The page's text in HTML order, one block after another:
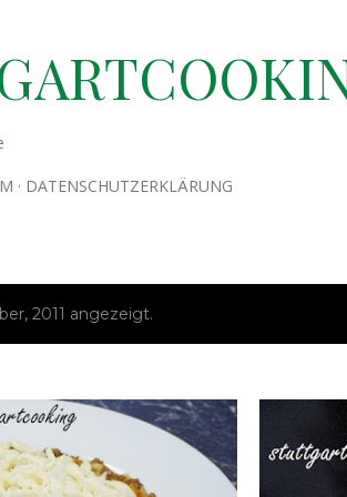
DATENSCHUTZERKLÄRUNG
2011 angezeigt.